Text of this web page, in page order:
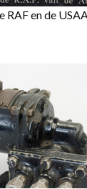
RAF en de